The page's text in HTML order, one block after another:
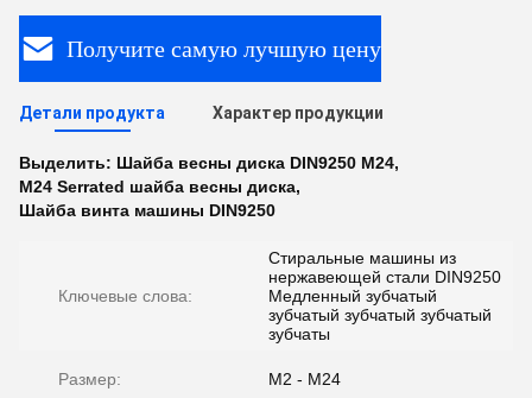
Получите самую лучшую цену
Детали продукта Характер продукции
Выделить: Шайба весны диска DIN9250 M24,
M24 Serrated шайба весны диска,
Шайба винта машины DIN9250
Ключевые слова:
Стиральные машины из
нержавеющей стали DIN9250
Медленный зубчатый
зубчатый зубчатый зубчатый
зубчаты
Размер: M2 - M24